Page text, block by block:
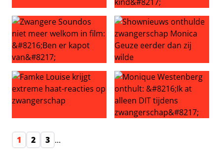
‘Waylon is vreemdgegaan tijdens zwangerschap Bibi’
Katja Schuurman: ‘Ik begin
Zwangere Soundos niet meer welkom in film: ‘Ben er
Shownieuws onthulde
1
2 3 ...